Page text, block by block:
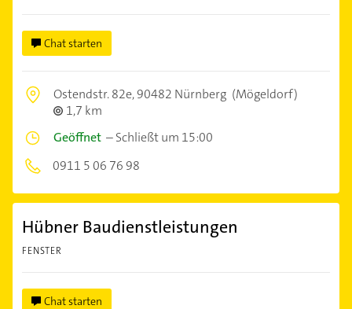
Chat starten
Ostendstr. 82e,90482 Nürnberg (Mögeldorf)
1,7 km
Geöffnet –Schließt um 15:00
0911 5 06 76 98
Hübner Baudienstleistungen
FENSTER
Chat starten